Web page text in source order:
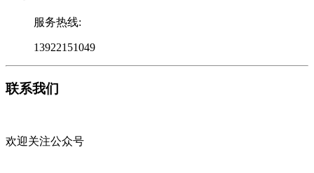
服务热线:
13922151049
联系我们
欢迎关注公众号